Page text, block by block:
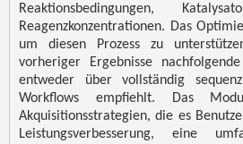
Reaktionsbedingungen,
Reagenzkonzentrationen. Das
um diesen Prozess zu
vorheriger Ergebnisse
entweder über vollständig
Workflows empfiehlt. Das
Akquisitionsstrategien, die es
Leistungsverbesserung, eine